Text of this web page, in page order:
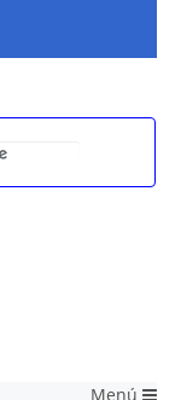
Menú